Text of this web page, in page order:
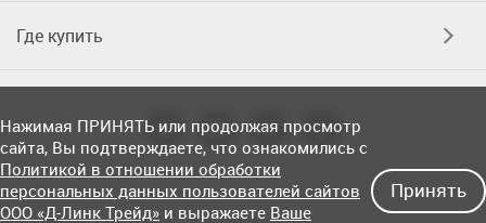
Где купить
Нажимая ПРИНЯТЬ или продолжая просмотр
сайта, Вы подтверждаете, что ознакомились с
Политикой в отношении обработки
персональных данных пользователей сайтов
ООО «Д-Линк Трейд» и выражаете Ваше
Принять